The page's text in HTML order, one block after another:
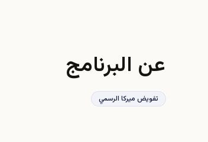
عن البرنامج
تفويض ميركا الرسمي